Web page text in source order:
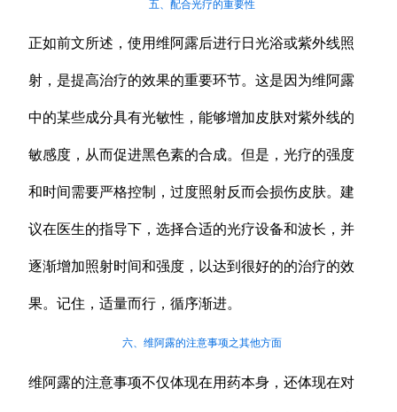
五、配合光疗的重要性
正如前文所述，使用维阿露后进行日光浴或紫外线照
射，是提高治疗的效果的重要环节。这是因为维阿露
中的某些成分具有光敏性，能够增加皮肤对紫外线的
敏感度，从而促进黑色素的合成。但是，光疗的强度
和时间需要严格控制，过度照射反而会损伤皮肤。建
议在医生的指导下，选择合适的光疗设备和波长，并
逐渐增加照射时间和强度，以达到很好的的治疗的效
果。记住，适量而行，循序渐进。
六、维阿露的注意事项之其他方面
维阿露的注意事项不仅体现在用药本身，还体现在对